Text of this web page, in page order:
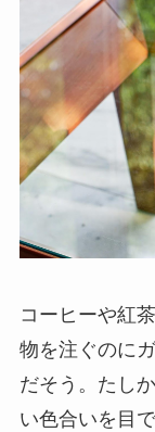
コーヒーや紅
物を注ぐのに
だそう。たし
い色合いを目